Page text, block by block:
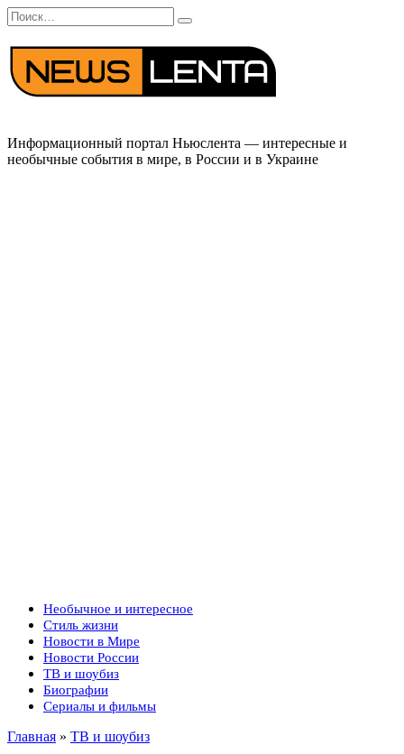
Перейти
к
содержанию
Search
for:
Информационный портал Ньюслента — интересные и
необычные события в мире, в России и в Украине
Необычное и интересное
Стиль жизни
Новости в Мире
Новости России
ТВ и шоубиз
Биографии
Сериалы и фильмы
Главная » ТВ и шоубиз